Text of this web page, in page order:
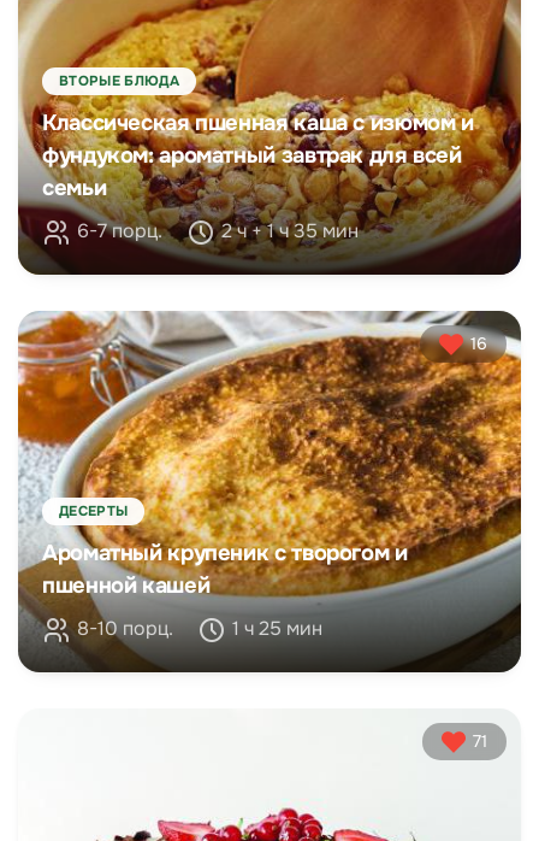
ВТОРЫЕ БЛЮДА
Классическая пшенная каша с изюмом и
фундуком: ароматный завтрак для всей
семьи
6-7 порц. 2 ч + 1 ч 35 мин
16
ДЕСЕРТЫ
Ароматный крупеник с творогом и
пшенной кашей
8-10 порц. 1 ч 25 мин
71